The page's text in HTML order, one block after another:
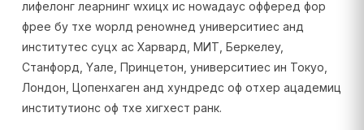
лифелонг леарнинг wхицх ис ноwадаyс офферед фор
фрее бy тхе wорлд реноwнед университиес анд
институтес суцх ас Харвард, МИТ, Беркелеy,
Станфорд, Yале, Принцетон, университиес ин Токyо,
Лондон, Цопенхаген анд хундредс оф отхер ацадемиц
институтионс оф тхе хигхест ранк.